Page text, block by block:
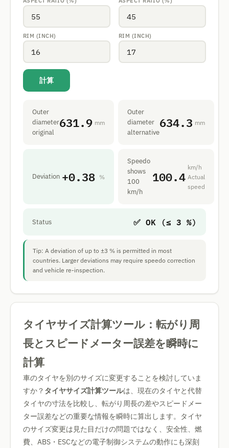
RIM (INCH) RIM (INCH)
計算
Outer
diameter
original
631.9 mm
Outer
diameter
alternative
634.3 mm
Deviation +0.38 %
Speedo
shows
100
km/h
100.4
km/h
Actual
speed
Status ✅ OK (≤ 3 %)
Tip: A deviation of up to ±3 % is permitted in most
countries. Larger deviations may require speedo correction
and vehicle re-inspection.
タイヤサイズ計算ツール：転がり周
長とスピードメーター誤差を瞬時に
計算
車のタイヤを別のサイズに変更することを検討していま
すか？ タイヤサイズ計算ツールは、現在のタイヤと代替
タイヤの寸法を比較し、転がり周長の差やスピードメー
ター誤差などの重要な情報を瞬時に算出します。タイヤ
のサイズ変更は見た目だけの問題ではなく、安全性、燃
費、ABS・ESCなどの電子制御システムの動作にも深刻